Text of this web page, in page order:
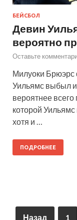
БЕЙСБОЛ
Девин
вероятно
Оставьте
Милуоки Брюэрс
Уильямс выбыл
вероятнее всего
которой Уильямс
хотя и …
ПОДРОБНЕЕ
Назад 1